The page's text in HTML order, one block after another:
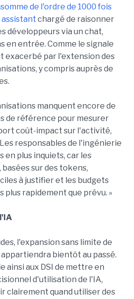
de l'ordre de 1000 fois
assistant chargé de raisonner
développeurs via un chat,
en entrée. Comme le signale
exacerbé par l'extension des
y compris auprès de
manquent encore de
de référence pour mesurer
coût-impact sur l'activité,
responsables de l'ingénierie
en plus inquiets, car les
sur des tokens,
à justifier et les budgets
plus rapidement que prévu. »
l'expansion sans limite de
bientôt au passé.
ainsi aux DSI de mettre en
d'utilisation de l'IA,
clairement quand utiliser des